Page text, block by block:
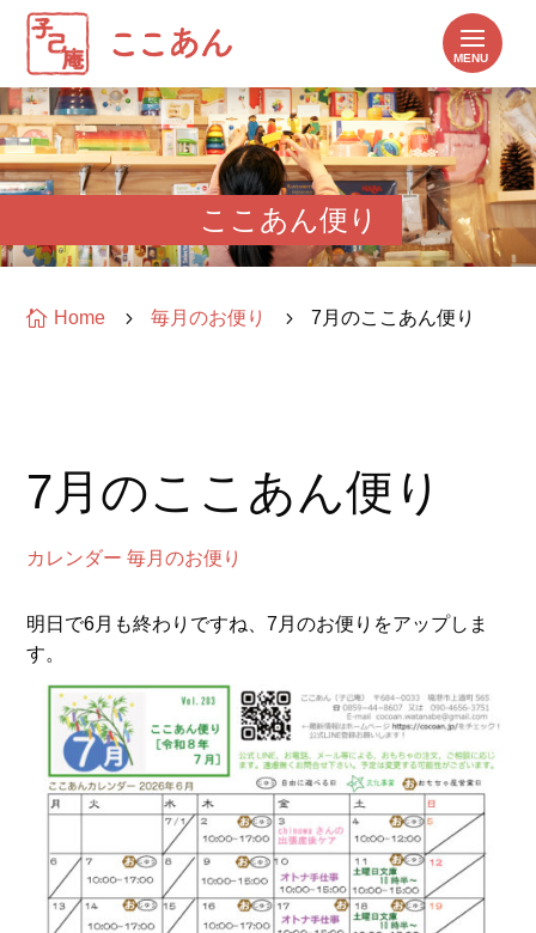
ここあん便り
 Home 5 毎月のお便り 5 7月のここあん便り
7月のここあん便り
カレンダー 毎月のお便り
明日で6月も終わりですね、7月のお便りをアップしま
す。